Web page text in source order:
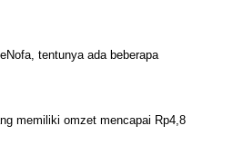
tentunya ada beberapa
memiliki omzet mencapai Rp4,8